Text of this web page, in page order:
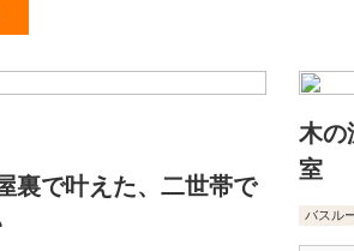
裏で叶えた、二世帯で
木の
室
バスル